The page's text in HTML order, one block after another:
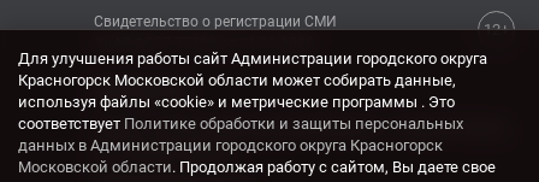
12+
Свидетельство о регистрации СМИ
КОНТАКТЫ
Адрес: 143404, Московская область, г. Красногорск,
ул. Ленина, дом 4.
Для улучшения работы сайт Администрации городского округа
Красногорск Московской области может собирать данные,
используя файлы «cookie» и метрические программы . Это
соответствует Политике обработки и защиты персональных
данных в Администрации городского округа Красногорск
Московской области. Продолжая работу с сайтом, Вы даете свое